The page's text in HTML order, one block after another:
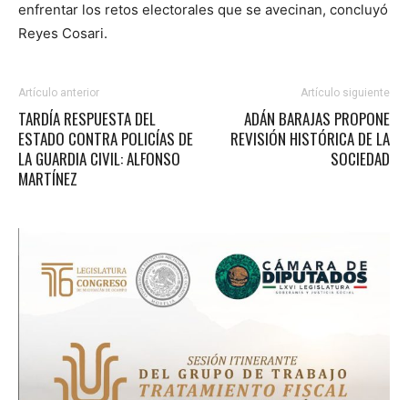
enfrentar los retos electorales que se avecinan, concluyó
Reyes Cosari.
Artículo anterior
TARDÍA RESPUESTA DEL
ESTADO CONTRA POLICÍAS DE
LA GUARDIA CIVIL: ALFONSO
MARTÍNEZ
Artículo siguiente
ADÁN BARAJAS PROPONE
REVISIÓN HISTÓRICA DE LA
SOCIEDAD